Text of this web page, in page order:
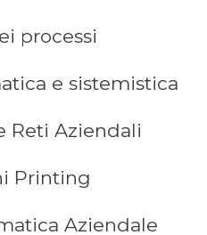
processi
e sistemistica
Reti Aziendali
Printing
Aziendale